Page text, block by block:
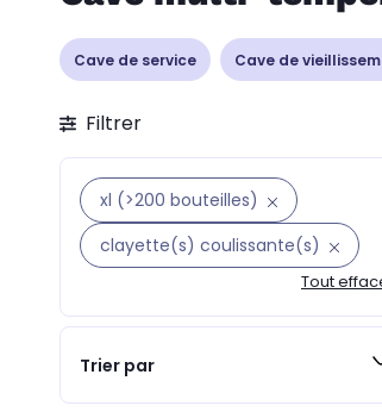
Cave de service Cave de
Filtrer
xl (>200 bouteilles)
clayette(s) coulissante(s)
Tout
Trier par